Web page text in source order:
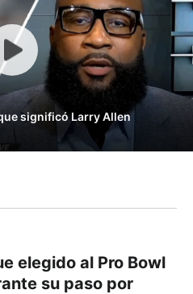
significó Larry Allen
elegido al Pro Bowl
su paso por